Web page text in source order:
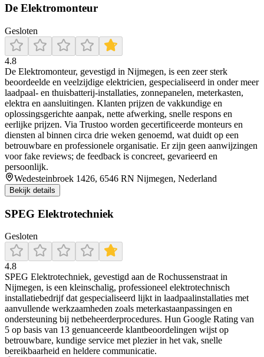
De Elektromonteur
Gesloten
4.8
De Elektromonteur, gevestigd in Nijmegen, is een zeer sterk
beoordeelde en veelzijdige elektricien, gespecialiseerd in onder meer
laadpaal- en thuisbatterij-installaties, zonnepanelen, meterkasten,
elektra en aansluitingen. Klanten prijzen de vakkundige en
oplossingsgerichte aanpak, nette afwerking, snelle respons en
eerlijke prijzen. Via Trustoo worden gecertificeerde monteurs en
diensten al binnen circa drie weken genoemd, wat duidt op een
betrouwbare en professionele organisatie. Er zijn geen aanwijzingen
voor fake reviews; de feedback is concreet, gevarieerd en
persoonlijk.
Wedesteinbroek 1426, 6546 RN Nijmegen, Nederland
Bekijk details
SPEG Elektrotechniek
Gesloten
4.8
SPEG Elektrotechniek, gevestigd aan de Rochussenstraat in
Nijmegen, is een kleinschalig, professioneel elektrotechnisch
installatiebedrijf dat gespecialiseerd lijkt in laadpaalinstallaties met
aanvullende werkzaamheden zoals meterkastaanpassingen en
ondersteuning bij netbeheerderprocedures. Hun Google Rating van
5 op basis van 13 genuanceerde klantbeoordelingen wijst op
betrouwbare, kundige service met plezier in het vak, snelle
bereikbaarheid en heldere communicatie.